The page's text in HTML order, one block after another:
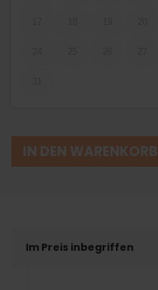
IN DEN WARENKORB
Im Preis inbegriffen